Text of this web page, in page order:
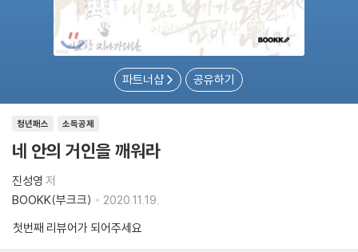
파트너샵 공유하기
소득공제
청년패스
네 안의 거인을 깨워라
진성영 저
BOOKK(부크크)
2020.11.19.
첫번째 리뷰어가 되어주세요